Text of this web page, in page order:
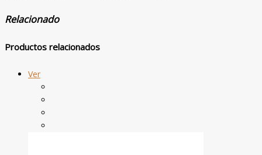
Relacionado
Productos relacionados
Ver